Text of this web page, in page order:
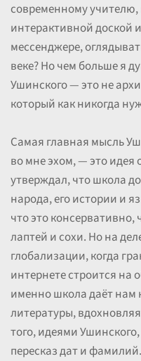
современному учителю,
интерактивной доской
мессенджере,
веке? Но чем больше я
Ушинского — это не
который как никогда
Самая главная мысль
во мне эхом, — это идея
утверждал, что школа
народа, его истории и
что это консервативно,
лаптей и сохи. Но на
глобализации, когда
интернете строится на
именно школа даёт нам
литературы,
того, идеями
пересказ дат и